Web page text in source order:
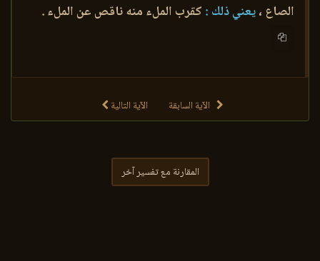
الصاع ،يعني ذلك : كقرب الملء منه ناقص عن الملء .
الآية السابقة الآية التالية
المقارنة مع تفسير آخر